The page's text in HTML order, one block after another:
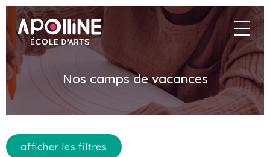
Aller
au
contenu
principal
Apolline
Nos camps de vacances
afficher les filtres